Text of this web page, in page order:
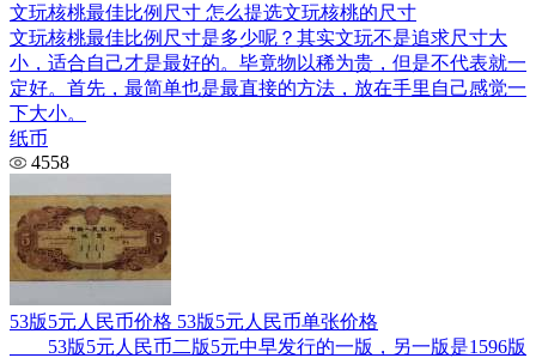
文玩核桃最佳比例尺寸 怎么提选文玩核桃的尺寸
文玩核桃最佳比例尺寸是多少呢？其实文玩不是追求尺寸大
小，适合自己才是最好的。毕竟物以稀为贵，但是不代表就一
定好。首先，最简单也是最直接的方法，放在手里自己感觉一
下大小。
纸币
4558
53版5元人民币价格 53版5元人民币单张价格
53版5元人民币二版5元中早发行的一版，另一版是1596版